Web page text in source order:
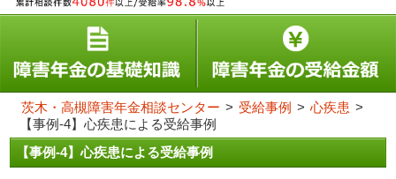
茨木・高槻障害年金相談センター > 受給事例 > 心疾患 >
【事例-4】心疾患による受給事例
【事例-4】心疾患による受給事例